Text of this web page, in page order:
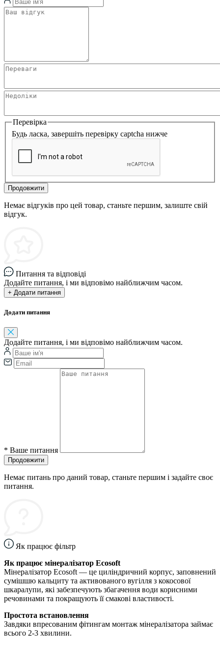
Перевірка
Будь ласка, завершіть перевірку captcha нижче
Продовжити
Немає відгуків про цей товар, станьте першим, залиште свій
відгук.
Питання та відповіді
Додайте питання, і ми відповімо найближчим часом.
+ Додати питання
Додати питання
Додайте питання, і ми відповімо найближчим часом.
* Ваше питання
Продовжити
Немає питань про даний товар, станьте першим і задайте своє
питання.
Як працює фільтр
Як працює мінералізатор Ecosoft
Мінералізатор Ecosoft — це циліндричний корпус, заповнений
сумішшю кальциту та активованого вугілля з кокосової
шкаралупи, які забезпечують збагачення води корисними
речовинами та покращують її смакові властивості.
Простота встановлення
Завдяки впресованим фітингам монтаж мінералізатора займає
всього 2-3 хвилини.